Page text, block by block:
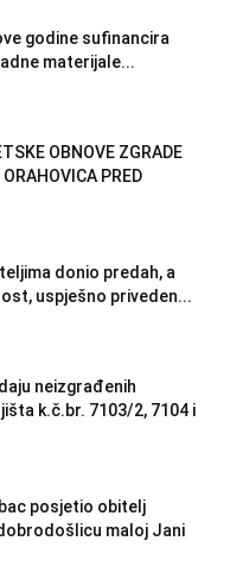
godine sufinancira
materijale...
OBNOVE ZGRADE
PRED
donio predah, a
uspješno priveden...
neizgrađenih
k.č.br. 7103/2, 7104 i
posjetio obitelj
maloj Jani